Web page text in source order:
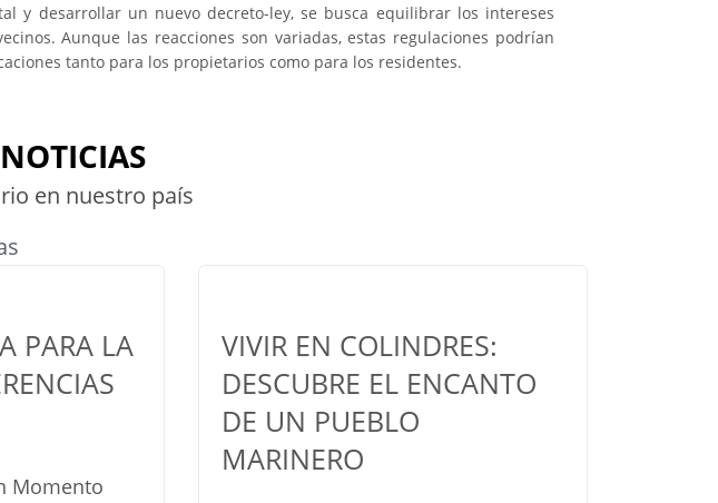
y desarrollar un nuevo decreto-ley, se busca equilibrar los intereses
Aunque las reacciones son variadas, estas regulaciones podrían
tanto para los propietarios como para los residentes.
en nuestro país
PARA LA
Momento
VIVIR EN COLINDRES:
DESCUBRE EL ENCANTO
DE UN PUEBLO
MARINERO